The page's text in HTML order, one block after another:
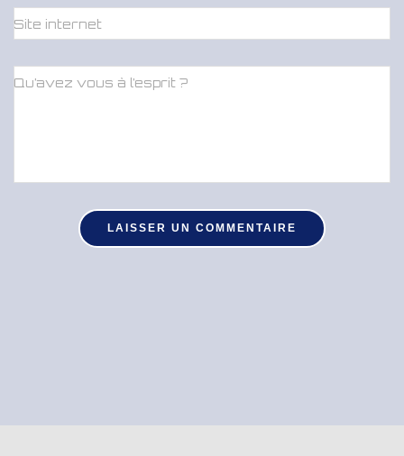
Site internet
Qu’avez vous à l’esprit ?